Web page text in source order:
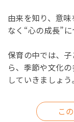
由来を知り、意
なく“心の成長”
保育の中では、
ら、季節や文化
していきましょう。